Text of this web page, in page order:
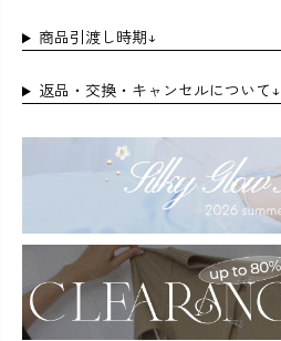
商品引渡し時期↓
返品・交換・キャンセルについて↓